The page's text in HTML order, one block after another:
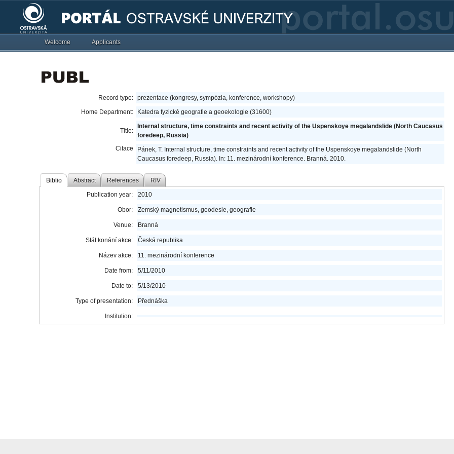
Welcome Applicants
Record type: prezentace (kongresy, sympózia, konference, workshopy)
Home Department:
Katedra fyzické geografie a geoekologie (31600)
Title:
Internal structure, time constraints and recent activity of the Uspenskoye megalandslide (North Caucasus
foredeep, Russia)
Citace
Pánek, T. Internal structure, time constraints and recent activity of the Uspenskoye megalandslide (North
Caucasus foredeep, Russia). In: 11. mezinárodní konference. Branná. 2010.
Biblio Abstract References RIV
Publication year: 2010
Obor: Zemský magnetismus, geodesie, geografie
Venue: Branná
Stát konání akce: Česká republika
Název akce: 11. mezinárodní konference
Date from: 5/11/2010
Date to: 5/13/2010
Type of presentation: Přednáška
Institution: